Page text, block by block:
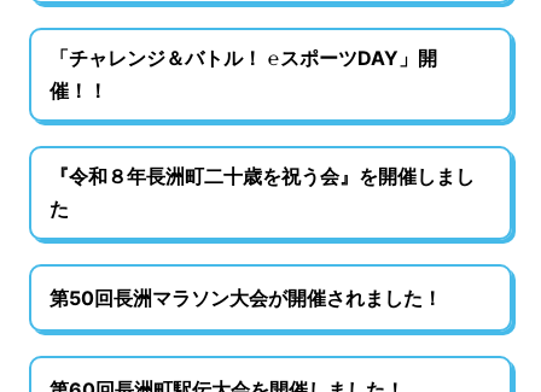
「チャレンジ＆バトル！ ℮スポーツDAY」開
催！！
『令和８年長洲町二十歳を祝う会』を開催しまし
た
第50回長洲マラソン大会が開催されました！